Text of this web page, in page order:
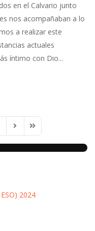
en el Calvario junto
nos acompañaban a lo
a realizar este
actuales
íntimo con Dio...
Next PageLast Page
2024